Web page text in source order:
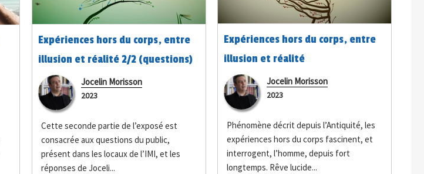
Expériences hors du corps, entre
illusion et réalité 2/2 (questions)
Jocelin Morisson
2023
Cette seconde partie de l’exposé est
consacrée aux questions du public,
présent dans les locaux de l’IMI, et les
réponses de Joceli...
Expériences hors du corps, entre
illusion et réalité
Jocelin Morisson
2023
Phénomène décrit depuis l’Antiquité, les
expériences hors du corps fascinent, et
interrogent, l’homme, depuis fort
longtemps. Rêve lucide...